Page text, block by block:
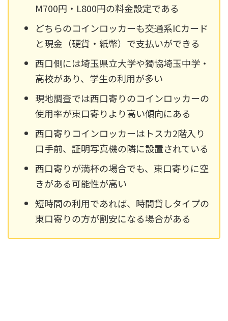
M700円・L800円の料金設定である
どちらのコインロッカーも交通系ICカード
と現金（硬貨・紙幣）で支払いができる
西口側には埼玉県立大学や獨協埼玉中学・
高校があり、学生の利用が多い
現地調査では西口寄りのコインロッカーの
使用率が東口寄りより高い傾向にある
西口寄りコインロッカーはトスカ2階入り
口手前、証明写真機の隣に設置されている
西口寄りが満杯の場合でも、東口寄りに空
きがある可能性が高い
短時間の利用であれば、時間貸しタイプの
東口寄りの方が割安になる場合がある